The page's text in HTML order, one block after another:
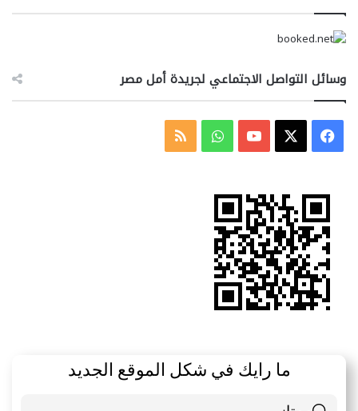
وسائل التواصل الاجتماعي لجريدة أمل مصر
فيسبوك ‫YouTubeواتسابملخص
ما رايك في شكل الموقع الجديد